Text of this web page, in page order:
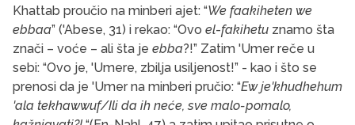
Khattab proučio na minberi ajet: “We faakiheten we
ebbaa” ('Abese, 31) i rekao: “Ovo el-fakihetu znamo šta
znači – voće – ali šta je ebba?!” Zatim 'Umer reče u
sebi: “Ovo je, 'Umere, zbilja usiljenost!” - kao i što se
prenosi da je 'Umer na minberi pručio: “Ew je'khudhehum
'ala tekhawwuf/Ili da ih neće, sve malo-pomalo,